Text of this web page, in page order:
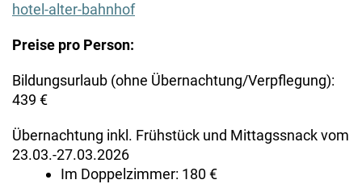
hotel-alter-bahnhof
Preise pro Person:
Bildungsurlaub (ohne Übernachtung/Verpflegung):
439 €
Übernachtung inkl. Frühstück und Mittagssnack vom
23.03.-27.03.2026
Im Doppelzimmer: 180 €